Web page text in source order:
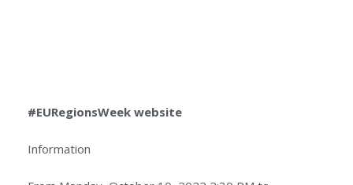
#EURegionsWeek website
Information